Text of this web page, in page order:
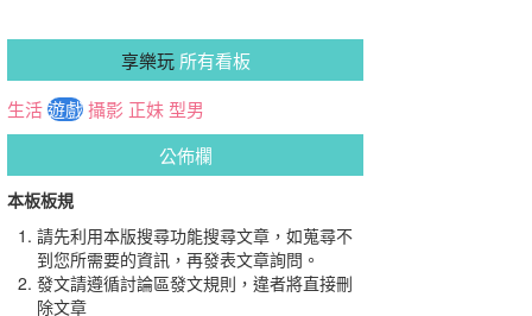
享樂玩所有看板
生活遊戲攝影 正妹 型男
公佈欄
本板板規
請先利用本版搜尋功能搜尋文章，如蒐尋不
到您所需要的資訊，再發表文章詢問。
發文請遵循討論區發文規則，違者將直接刪
除文章